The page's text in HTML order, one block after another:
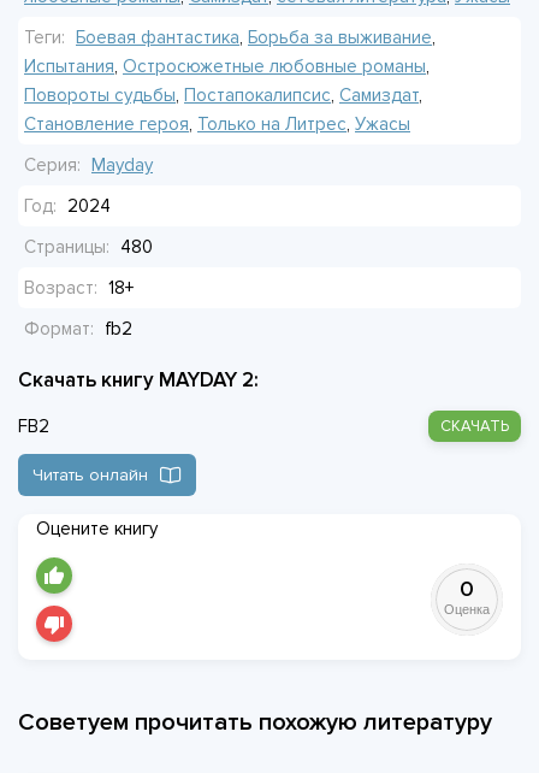
кашу, это почему-то пугает сильнее, чем его холодный
взгляд.
Теги: Боевая фантастика, Борьба за выживание,
Испытания, Остросюжетные любовные романы,
Повороты судьбы, Постапокалипсис, Самиздат,
Становление героя, Только на Литрес, Ужасы
Серия: Mayday
Год:
2024
Страницы:
480
Возраст: 18+
Формат:
fb2
Скачать книгу MAYDAY 2:
FB2 СКАЧАТЬ
Читать онлайн
Оцените книгу
0
Оценка
Советуем прочитать похожую литературу